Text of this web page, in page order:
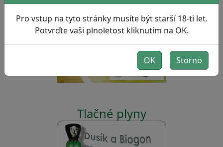
Sanitace výčepních zařízení
Tlačné plyny
Pro vstup na tyto stránky musíte být starší 18-ti let.
Potvrďte vaši plnoletost kliknutím na OK.
OK Storno